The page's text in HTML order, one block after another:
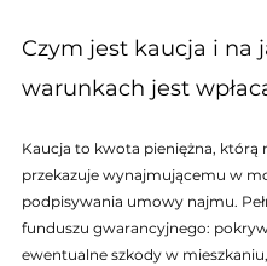
Czym jest kaucja i na
warunkach jest
Kaucja to kwota pieniężna, którą
przekazuje wynajmującemu w
podpisywania umowy najmu.
funduszu gwarancyjnego:
ewentualne szkody w